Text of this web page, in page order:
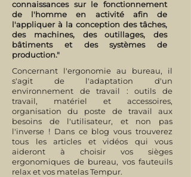
connaissances sur le fonctionnement
de l'homme en activité afin de
l'appliquer à la conception des tâches,
des machines, des outillages, des
bâtiments et des systèmes de
production."
Concernant l'ergonomie au bureau, il
s'agit de l'adaptation d'un
environnement de travail : outils de
travail, matériel et accessoires,
organisation du poste de travail aux
besoins de l'utilisateur, et non pas
l'inverse ! Dans ce blog vous trouverez
tous les articles et vidéos qui vous
aideront à choisir vos sièges
ergonomiques de bureau, vos fauteuils
relax et vos matelas Tempur.